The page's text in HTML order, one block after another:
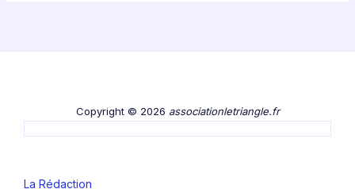
Copyright © 2026 associationletriangle.fr
La Rédaction